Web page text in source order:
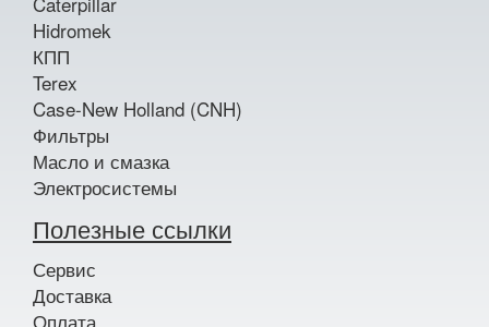
Hidromek
КПП
Terex
Case-New Holland (CNH)
Фильтры
Масло и смазка
Электросистемы
Полезные ссылки
Сервис
Доставка
Оплата